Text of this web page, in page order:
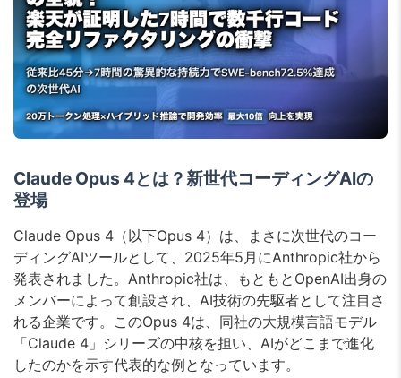
Claude Opus 4とは？新世代コーディングAIの
登場
Claude Opus 4（以下Opus 4）は、まさに次世代のコー
ディングAIツールとして、2025年5月にAnthropic社から
発表されました。Anthropic社は、もともとOpenAI出身の
メンバーによって創設され、AI技術の先駆者として注目さ
れる企業です。このOpus 4は、同社の大規模言語モデル
「Claude 4」シリーズの中核を担い、AIがどこまで進化
したのかを示す代表的な例となっています。